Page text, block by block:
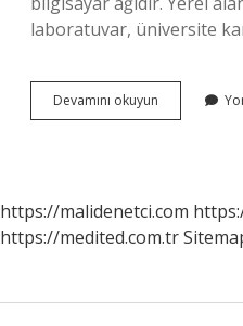
laboratuvar, üniversite
Devamını okuyun
Neyin
https://malidenetci.com
https://medited.com.tr